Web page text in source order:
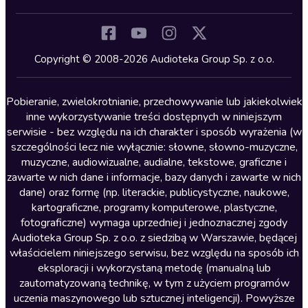
Kryminały
Lektury szkolne
Literatura anglojęzyczna
Literatura faktu
Literatura obyczajowa
Literatura piękna obca
Literatura piękna polska
Nagrania relaksacyjne
Nauka języków
Nauki humanistyczne
Podcasty i audycje
Copyright © 2008-2026 Audioteka Group Sp. z o.o.
Pobieranie, zwielokrotnianie, przechowywanie lub jakiekolwiek
inne wykorzystywanie treści dostępnych w niniejszym
serwisie - bez względu na ich charakter i sposób wyrażenia (w
szczególności lecz nie wyłącznie: słowne, słowno-muzyczne,
muzyczne, audiowizualne, audialne, tekstowe, graficzne i
zawarte w nich dane i informacje, bazy danych i zawarte w nich
dane) oraz formę (np. literackie, publicystyczne, naukowe,
kartograficzne, programy komputerowe, plastyczne,
fotograficzne) wymaga uprzedniej i jednoznacznej zgody
Audioteka Group Sp. z o.o. z siedzibą w Warszawie, będącej
właścicielem niniejszego serwisu, bez względu na sposób ich
eksploracji i wykorzystaną metodę (manualną lub
zautomatyzowaną technikę, w tym z użyciem programów
uczenia maszynowego lub sztucznej inteligencji). Powyższe